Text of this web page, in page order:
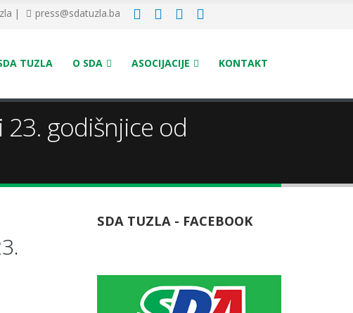
| press@sdatuzla.ba
TUZLA O SDA ASOCIJACIJE KONTAKT
godišnjice od
SDA TUZLA - FACEBOOK